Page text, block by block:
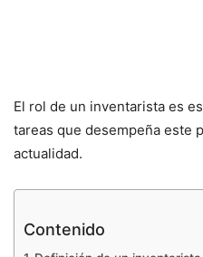
El rol de un inventarista es
tareas que desempeña este
actualidad.
Contenido